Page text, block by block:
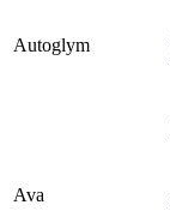
Autoglym
Ava